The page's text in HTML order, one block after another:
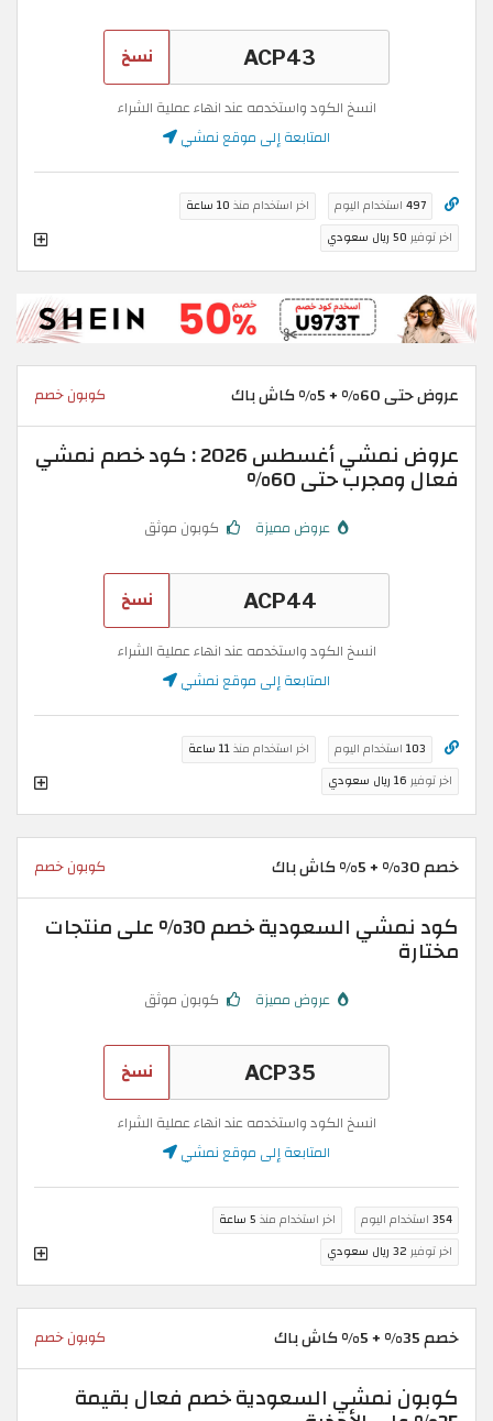
نسخ
انسخ الكود واستخدمه عند انهاء عملية الشراء
المتابعة إلى موقع نمشي
497 استخدام اليوم اخر استخدام منذ 10 ساعة
اخر توفير 50 ريال سعودي
عروض حتى 60% + 5% كاش باك كوبون خصم
عروض نمشي أغسطس 2026 : كود خصم نمشي
فعال ومجرب حتى 60%
عروض مميزة كوبون موثق
نسخ
انسخ الكود واستخدمه عند انهاء عملية الشراء
المتابعة إلى موقع نمشي
103 استخدام اليوم اخر استخدام منذ11 ساعة
اخر توفير 16 ريال سعودي
خصم 30% + 5% كاش باك كوبون خصم
كود نمشي السعودية خصم 30% على منتجات
مختارة
عروض مميزة كوبون موثق
نسخ
انسخ الكود واستخدمه عند انهاء عملية الشراء
المتابعة إلى موقع نمشي
354 استخدام اليوم اخر استخدام منذ 5 ساعة
اخر توفير 32 ريال سعودي
خصم 35% + 5% كاش باك كوبون خصم
كوبون نمشي السعودية خصم فعال بقيمة